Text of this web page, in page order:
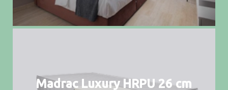
Madrac Luxury HRPU 26 cm